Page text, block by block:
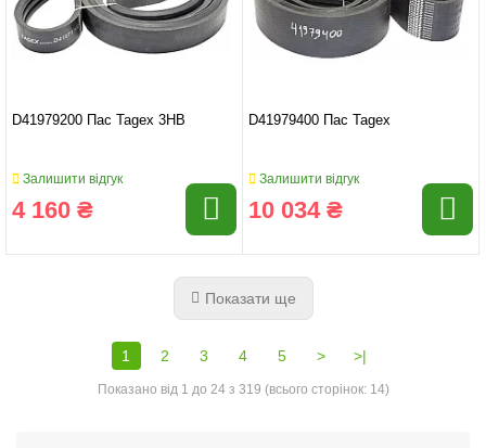
D41979200 Пас Tagex 3HB
Залишити відгук
4 160 ₴
D41979400 Пас Tagex
Залишити відгук
10 034 ₴
Показати ще
1 2 3 4 5 > >|
Показано від 1 до 24 з 319 (всього сторінок: 14)